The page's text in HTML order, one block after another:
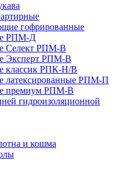
гофрированные
РПМ-Д
Селект РПМ-В
Эксперт РПМ-В
классик РПК-Н/В
латексированные РПМ-П
премиум РПМ-В
гидроизоляционной
и кошма